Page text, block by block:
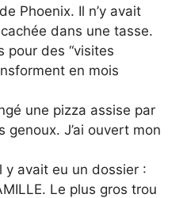
Phoenix. Il n’y avait
cachée dans une tasse.
pour des “visites
en mois
une pizza assise par
J’ai ouvert mon
y avait eu un dossier :
Le plus gros trou